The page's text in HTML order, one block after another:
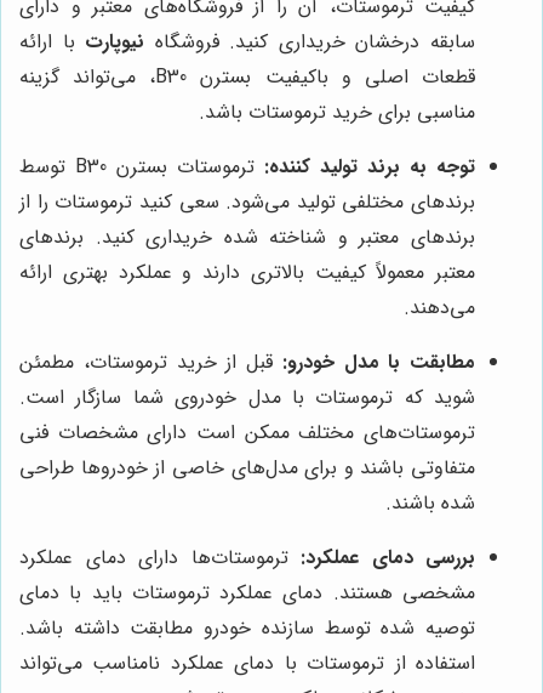
کیفیت ترموستات، آن را از فروشگاه‌های معتبر و دارای
سابقه درخشان خریداری کنید. فروشگاه نیوپارت با ارائه
قطعات اصلی و باکیفیت بسترن B30، می‌تواند گزینه
مناسبی برای خرید ترموستات باشد.
توجه به برند تولید کننده:
ترموستات بسترن B30 توسط
برندهای مختلفی تولید می‌شود. سعی کنید ترموستات را از
برندهای معتبر و شناخته شده خریداری کنید. برندهای
معتبر معمولاً کیفیت بالاتری دارند و عملکرد بهتری ارائه
می‌دهند.
مطابقت با مدل خودرو: قبل از خرید ترموستات، مطمئن
شوید که ترموستات با مدل خودروی شما سازگار است.
ترموستات‌های مختلف ممکن است دارای مشخصات فنی
متفاوتی باشند و برای مدل‌های خاصی از خودروها طراحی
شده باشند.
بررسی دمای عملکرد: ترموستات‌ها دارای دمای عملکرد
مشخصی هستند. دمای عملکرد ترموستات باید با دمای
توصیه شده توسط سازنده خودرو مطابقت داشته باشد.
استفاده از ترموستات با دمای عملکرد نامناسب می‌تواند